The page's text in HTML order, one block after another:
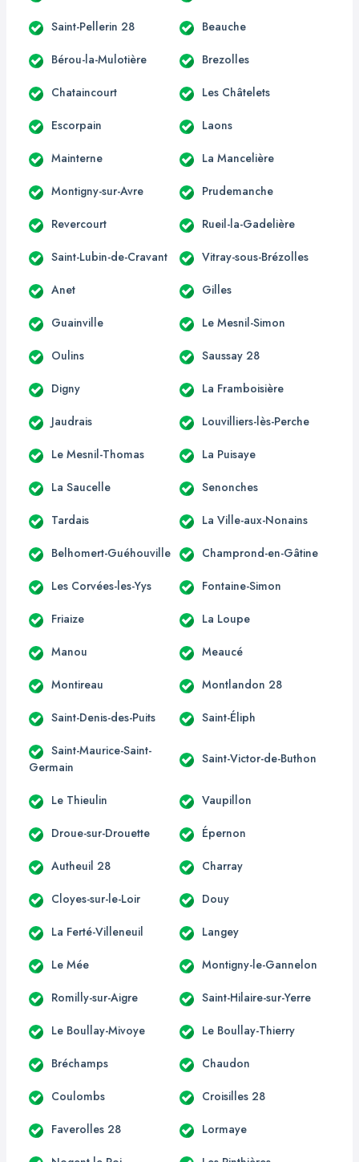
Saint-Pellerin 28 Beauche
Bérou-la-Mulotière Brezolles
Chataincourt Les Châtelets
Escorpain Laons
Mainterne La Mancelière
Montigny-sur-Avre Prudemanche
Revercourt Rueil-la-Gadelière
Saint-Lubin-de-Cravant Vitray-sous-Brézolles
Anet Gilles
Guainville Le Mesnil-Simon
Oulins Saussay 28
Digny La Framboisière
Jaudrais Louvilliers-lès-Perche
Le Mesnil-Thomas La Puisaye
La Saucelle Senonches
Tardais La Ville-aux-Nonains
Belhomert-Guéhouville Champrond-en-Gâtine
Les Corvées-les-Yys Fontaine-Simon
Friaize La Loupe
Manou Meaucé
Montireau Montlandon 28
Saint-Denis-des-Puits Saint-Éliph
Saint-Maurice-Saint-
Germain
Saint-Victor-de-Buthon
Le Thieulin Vaupillon
Droue-sur-Drouette Épernon
Autheuil 28 Charray
Cloyes-sur-le-Loir Douy
La Ferté-Villeneuil Langey
Le Mée Montigny-le-Gannelon
Romilly-sur-Aigre Saint-Hilaire-sur-Yerre
Le Boullay-Mivoye Le Boullay-Thierry
Bréchamps Chaudon
Coulombs Croisilles 28
Faverolles 28 Lormaye